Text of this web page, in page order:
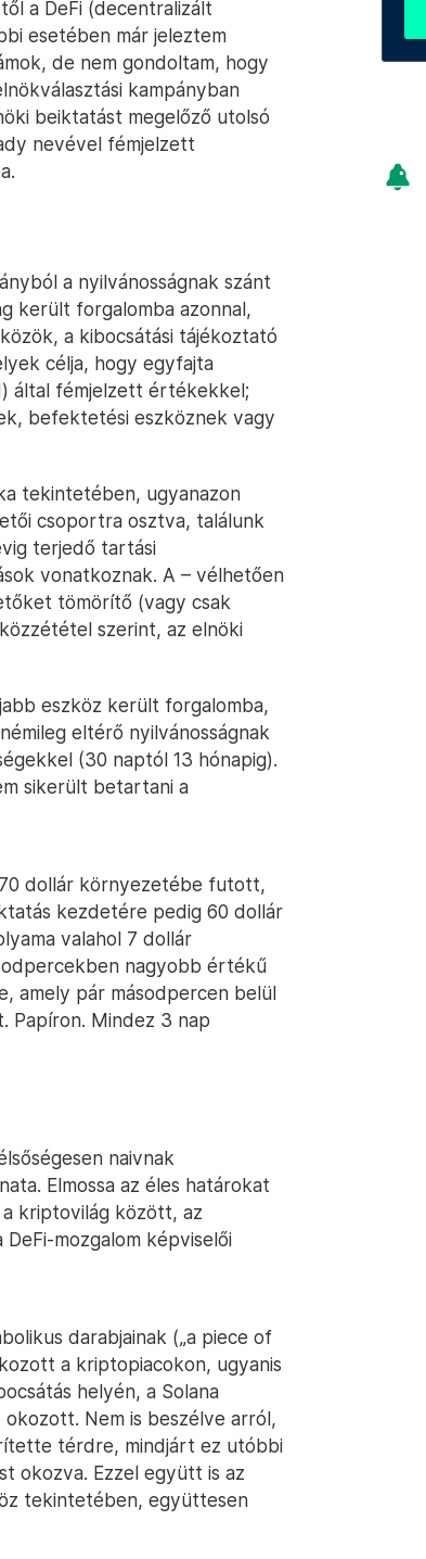
a DeFi (decentralizált
esetében már jeleztem
de nem gondoltam, hogy
kampányban
beiktatást megelőző utolsó
nevével fémjelzett
a nyilvánosságnak szánt
került forgalomba azonnal,
a kibocsátási tájékoztató
célja, hogy egyfajta
által fémjelzett értékekkel;
befektetési eszköznek vagy
tekintetében, ugyanazon
csoportra osztva, találunk
terjedő tartási
vonatkoznak. A – vélhetően
tömörítő (vagy csak
szerint, az elnöki
eszköz került forgalomba,
eltérő nyilvánosságnak
(30 naptól 13 hónapig).
sikerült betartani a
dollár környezetébe futott,
kezdetére pedig 60 dollár
valahol 7 dollár
nagyobb értékű
amely pár másodpercen belül
Papíron. Mindez 3 nap
naivnak
Elmossa az éles határokat
kriptovilág között, az
mozgalom képviselői
darabjainak („a piece of
a kriptopiacokon, ugyanis
helyén, a Solana
Nem is beszélve arról,
térdre, mindjárt ez utóbbi
okozva. Ezzel együtt is az
tekintetében, együttesen